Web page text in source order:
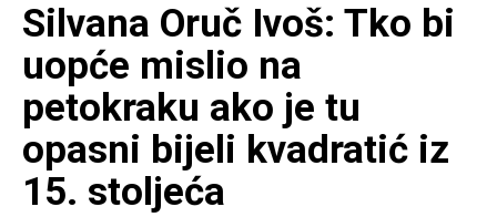
Silvana Oruč Ivoš: Tko bi
uopće mislio na
petokraku ako je tu
opasni bijeli kvadratić iz
15. stoljeća